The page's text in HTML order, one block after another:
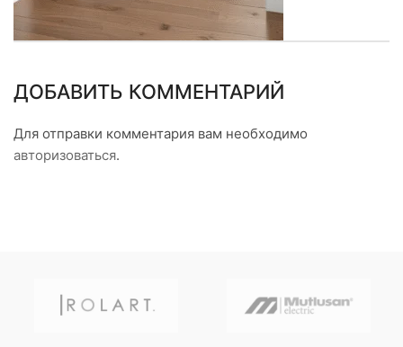
ДОБАВИТЬ КОММЕНТАРИЙ
Для отправки комментария вам необходимо
авторизоваться.